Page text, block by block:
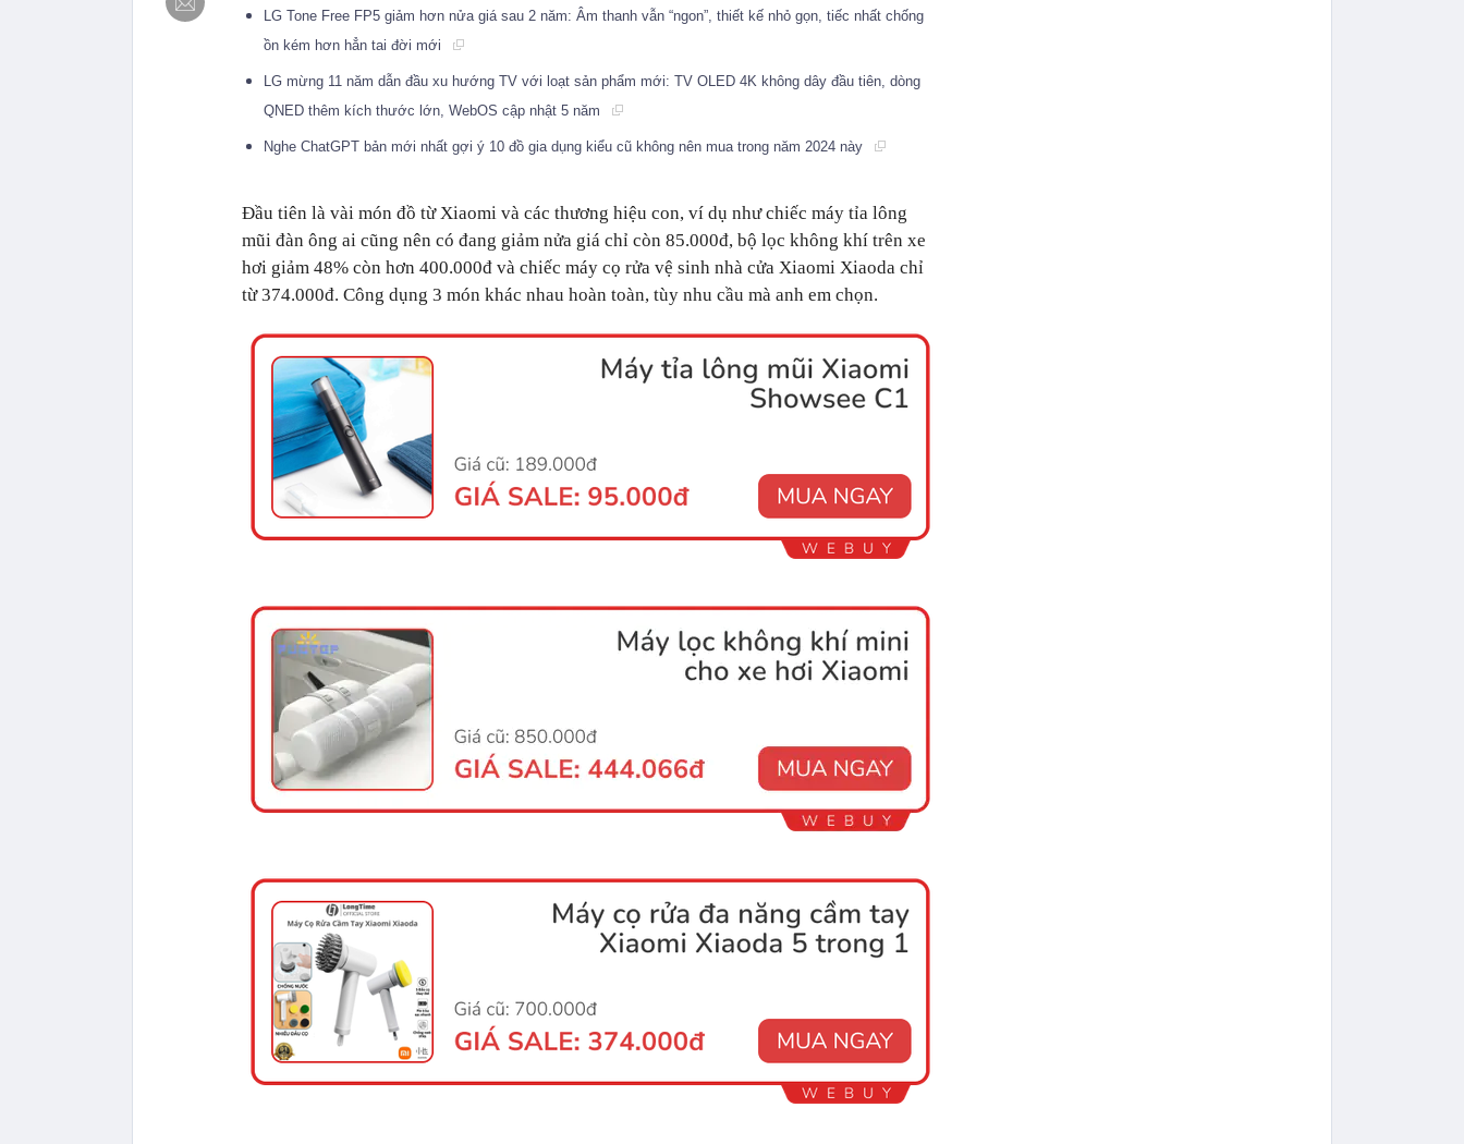
LG Tone Free FP5 giảm hơn nửa giá sau 2 năm: Âm thanh vẫn “ngon”, thiết kế nhỏ gọn, tiếc nhất chống
ồn kém hơn hẳn tai đời mới
LG mừng 11 năm dẫn đầu xu hướng TV với loạt sản phẩm mới: TV OLED 4K không dây đầu tiên, dòng
QNED thêm kích thước lớn, WebOS cập nhật 5 năm
Nghe ChatGPT bản mới nhất gợi ý 10 đồ gia dụng kiểu cũ không nên mua trong năm 2024 này
Đầu tiên là vài món đồ từ Xiaomi và các thương hiệu con, ví dụ như chiếc máy tỉa lông
mũi đàn ông ai cũng nên có đang giảm nửa giá chỉ còn 85.000đ, bộ lọc không khí trên xe
hơi giảm 48% còn hơn 400.000đ và chiếc máy cọ rửa vệ sinh nhà cửa Xiaomi Xiaoda chỉ
từ 374.000đ. Công dụng 3 món khác nhau hoàn toàn, tùy nhu cầu mà anh em chọn.